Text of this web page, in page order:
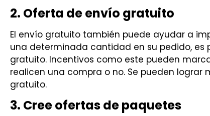
2. Oferta de envío gratuito
El envío gratuito también puede ayudar a
una determinada cantidad en su pedido, es
gratuito. Incentivos como este pueden
realicen una compra o no. Se pueden
gratuito.
3. Cree ofertas de paquetes